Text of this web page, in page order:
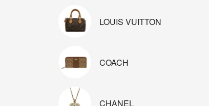
LOUIS VUITTON
COACH
CHANEL